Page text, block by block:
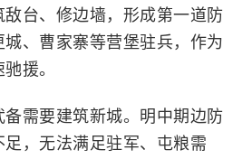
台、修边墙，形成第一道防
、曹家寨等营堡驻兵，作为
援。
需要建筑新城。明中期边防
，无法满足驻军、屯粮需